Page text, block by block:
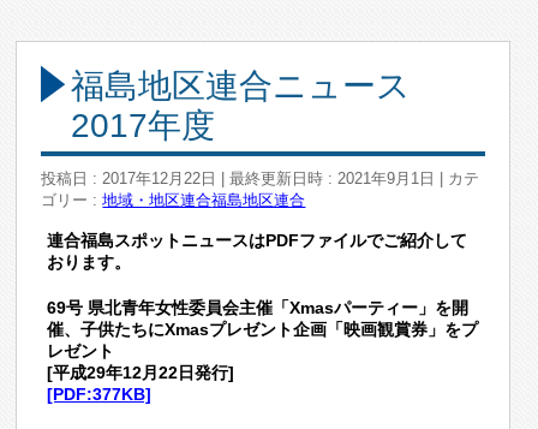
福島地区連合ニュース
2017年度
投稿日 : 2017年12月22日 最終更新日時 : 2021年9月1日
カテ
ゴリー :地域・地区連合福島地区連合
連合福島スポットニュースはPDFファイルでご紹介して
おります。
69号 県北青年女性委員会主催「Xmasパーティー」を開
催、子供たちにXmasプレゼント企画「映画観賞券」をプ
レゼント
[平成29年12月22日発行]
[PDF:377KB]